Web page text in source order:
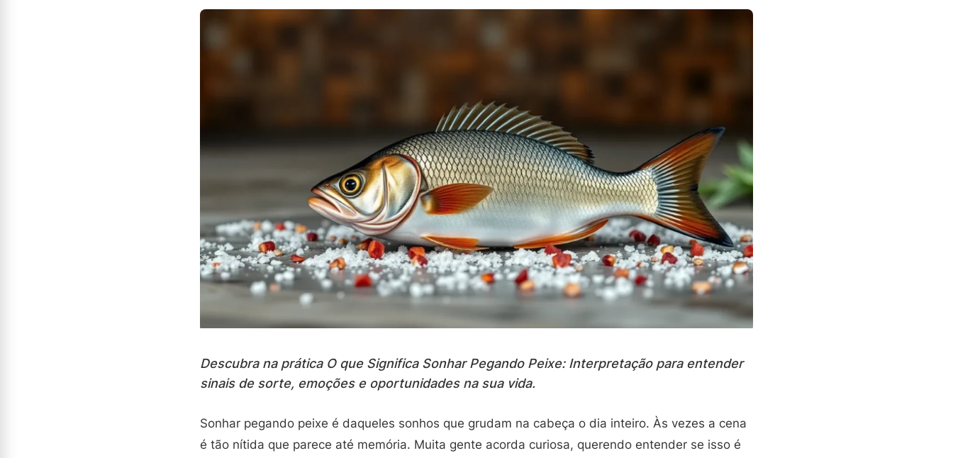
Descubra na prática O que Significa Sonhar Pegando Peixe: Interpretação para entender
sinais de sorte, emoções e oportunidades na sua vida.
Sonhar pegando peixe é daqueles sonhos que grudam na cabeça o dia inteiro. Às vezes a cena
é tão nítida que parece até memória. Muita gente acorda curiosa, querendo entender se isso é